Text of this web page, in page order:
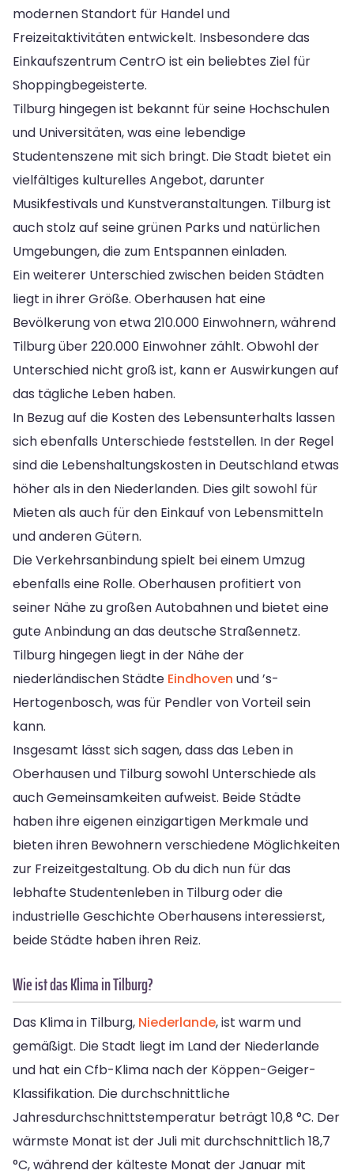
modernen Standort für Handel und
Freizeitaktivitäten entwickelt. Insbesondere das
Einkaufszentrum CentrO ist ein beliebtes Ziel für
Shoppingbegeisterte.
Tilburg hingegen ist bekannt für seine Hochschulen
und Universitäten, was eine lebendige
Studentenszene mit sich bringt. Die Stadt bietet ein
vielfältiges kulturelles Angebot, darunter
Musikfestivals und Kunstveranstaltungen. Tilburg ist
auch stolz auf seine grünen Parks und natürlichen
Umgebungen, die zum Entspannen einladen.
Ein weiterer Unterschied zwischen beiden Städten
liegt in ihrer Größe. Oberhausen hat eine
Bevölkerung von etwa 210.000 Einwohnern, während
Tilburg über 220.000 Einwohner zählt. Obwohl der
Unterschied nicht groß ist, kann er Auswirkungen auf
das tägliche Leben haben.
In Bezug auf die Kosten des Lebensunterhalts lassen
sich ebenfalls Unterschiede feststellen. In der Regel
sind die Lebenshaltungskosten in Deutschland etwas
höher als in den Niederlanden. Dies gilt sowohl für
Mieten als auch für den Einkauf von Lebensmitteln
und anderen Gütern.
Die Verkehrsanbindung spielt bei einem Umzug
ebenfalls eine Rolle. Oberhausen profitiert von
seiner Nähe zu großen Autobahnen und bietet eine
gute Anbindung an das deutsche Straßennetz.
Tilburg hingegen liegt in der Nähe der
niederländischen Städte Eindhoven und ’s-
Hertogenbosch, was für Pendler von Vorteil sein
kann.
Insgesamt lässt sich sagen, dass das Leben in
Oberhausen und Tilburg sowohl Unterschiede als
auch Gemeinsamkeiten aufweist. Beide Städte
haben ihre eigenen einzigartigen Merkmale und
bieten ihren Bewohnern verschiedene Möglichkeiten
zur Freizeitgestaltung. Ob du dich nun für das
lebhafte Studentenleben in Tilburg oder die
industrielle Geschichte Oberhausens interessierst,
beide Städte haben ihren Reiz.
Wie ist das Klima in Tilburg?
Das Klima in Tilburg, Niederlande, ist warm und
gemäßigt. Die Stadt liegt im Land der Niederlande
und hat ein Cfb-Klima nach der Köppen-Geiger-
Klassifikation. Die durchschnittliche
Jahresdurchschnittstemperatur beträgt 10,8 °C. Der
wärmste Monat ist der Juli mit durchschnittlich 18,7
°C, während der kälteste Monat der Januar mit